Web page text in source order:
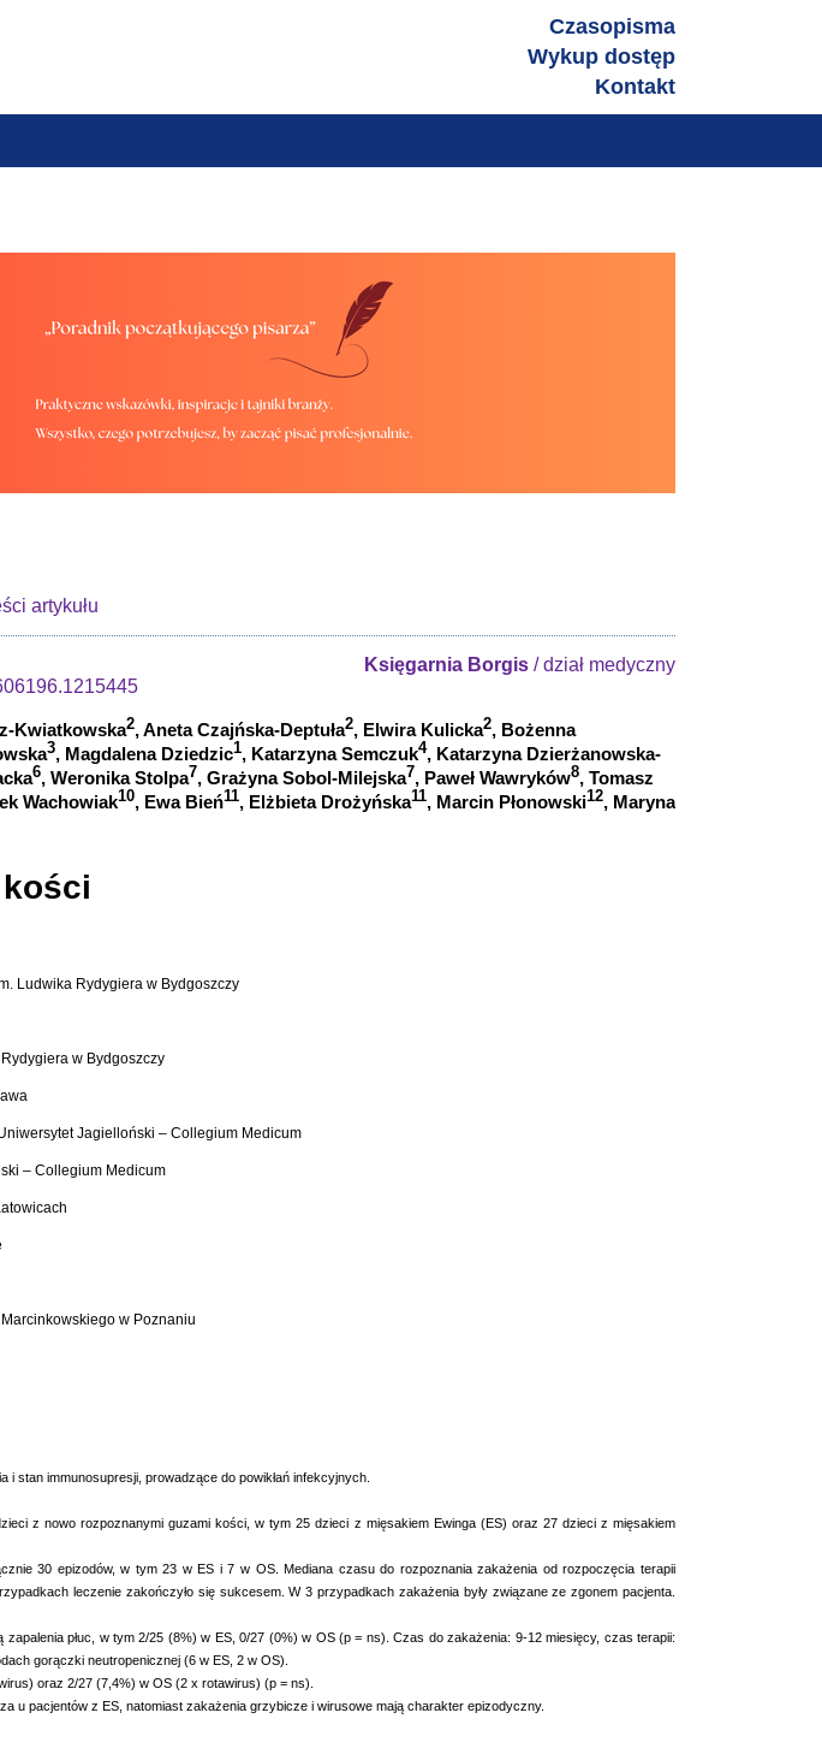
obrót produktami leczniczymi
Czasopisma
Wykup dostęp
Kontakt
artykułu
Księgarnia Borgis / dział medyczny
Kwiatkowska2, Aneta Czajńska-Deptuła2, Elwira Kulicka2, Bożenna
3, Magdalena Dziedzic1, Katarzyna Semczuk4, Katarzyna Dzierżanowska-
6, Weronika Stolpa7, Grażyna Sobol-Milejska7, Paweł Wawryków8, Tomasz
Wachowiak10, Ewa Bień11, Elżbieta Drożyńska11, Marcin Płonowski12, Maryna
Ludwika Rydygiera w Bydgoszczy
w Bydgoszczy
Jagielloński – Collegium Medicum
– Collegium Medicum
w Poznaniu
stan immunosupresji, prowadzące do powikłań infekcyjnych.
z nowo rozpoznanymi guzami kości, w tym 25 dzieci z mięsakiem Ewinga (ES) oraz 27 dzieci z mięsakiem
30 epizodów, w tym 23 w ES i 7 w OS. Mediana czasu do rozpoznania zakażenia od rozpoczęcia terapii
leczenie zakończyło się sukcesem. W 3 przypadkach zakażenia były związane ze zgonem pacjenta.
płuc, w tym 2/25 (8%) w ES, 0/27 (0%) w OS (p = ns). Czas do zakażenia: 9-12 miesięcy, czas terapii:
gorączki neutropenicznej (6 w ES, 2 w OS).
oraz 2/27 (7,4%) w OS (2 x rotawirus) (p = ns).
u pacjentów z ES, natomiast zakażenia grzybicze i wirusowe mają charakter epizodyczny.